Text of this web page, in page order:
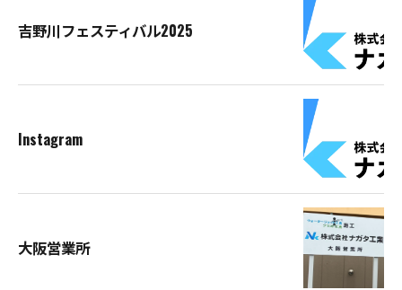
吉野川フェスティバル2025
Instagram
大阪営業所